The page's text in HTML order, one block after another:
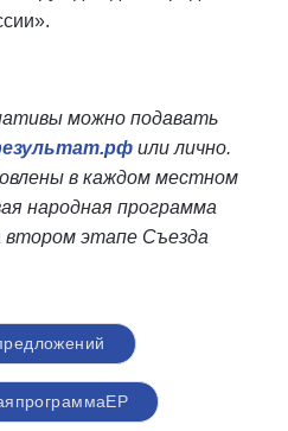
можно подавать
или лично.
в каждом местном
народная программа
втором этапе Съезда